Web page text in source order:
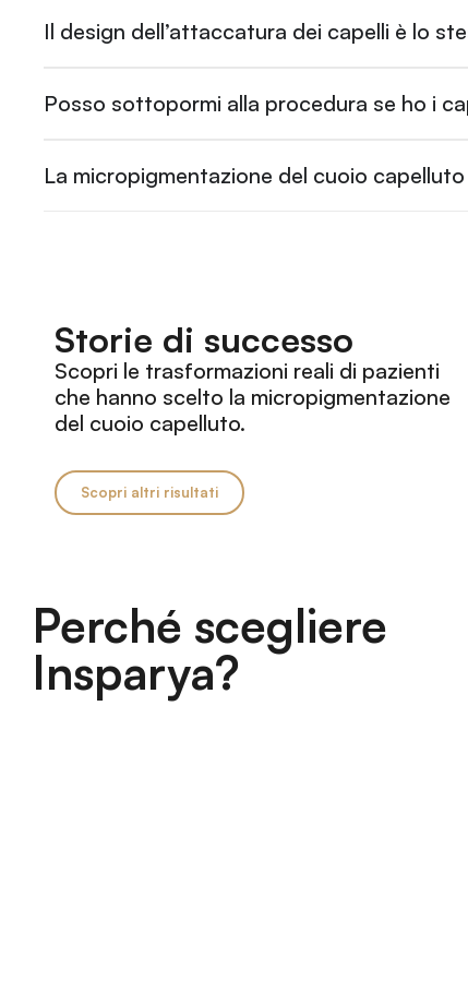
Il design dell’attaccatura dei capelli è lo
Posso sottopormi alla procedura se ho i
La micropigmentazione del cuoio
Storie di successo
Scopri le trasformazioni reali di pazienti
che hanno scelto la micropigmentazione
del cuoio capelluto.
Scopri altri risultati
Perché scegliere
Insparya?